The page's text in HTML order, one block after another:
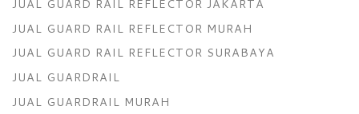
JUAL GUARD RAIL REFLECTOR MURAH
JUAL GUARD RAIL REFLECTOR SURABAYA
JUAL GUARDRAIL
JUAL GUARDRAIL MURAH